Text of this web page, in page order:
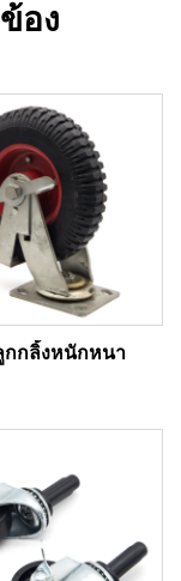
อง
กกลิ้งหนักหนา